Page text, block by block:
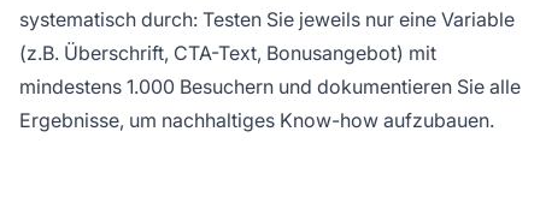
systematisch durch: Testen Sie jeweils nur eine Variable
(z.B. Überschrift, CTA-Text, Bonusangebot) mit
mindestens 1.000 Besuchern und dokumentieren Sie alle
Ergebnisse, um nachhaltiges Know-how aufzubauen.